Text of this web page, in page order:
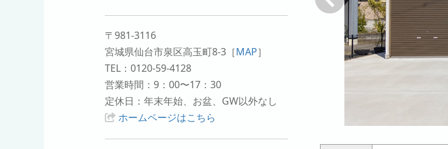
〒981-3116
宮城県仙台市泉区高玉町8-3 ［MAP］
TEL：0120-59-4128
営業時間：9：00〜17：30
定休日：年末年始、お盆、GW以外なし
ホームページはこちら